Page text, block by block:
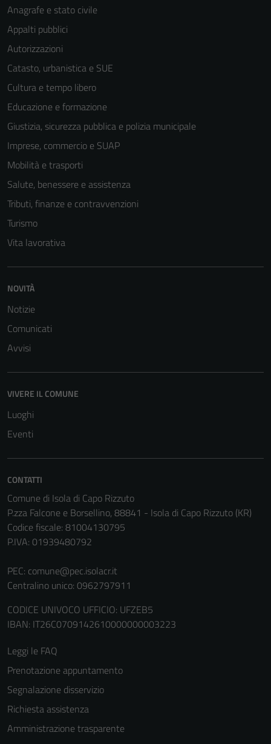
Anagrafe e stato civile
Appalti pubblici
Autorizzazioni
Catasto, urbanistica e SUE
Cultura e tempo libero
Educazione e formazione
Giustizia, sicurezza pubblica e polizia municipale
Imprese, commercio e SUAP
Mobilità e trasporti
Salute, benessere e assistenza
Tributi, finanze e contravvenzioni
Turismo
Vita lavorativa
NOVITÀ
Notizie
Comunicati
Avvisi
VIVERE IL COMUNE
Luoghi
Eventi
CONTATTI
Comune di Isola di Capo Rizzuto
P.zza Falcone e Borsellino, 88841 - Isola di Capo Rizzuto (KR)
Codice fiscale: 81004130795
P.IVA: 01939480792
PEC: comune@pec.isolacr.it
Centralino unico: 0962797911
CODICE UNIVOCO UFFICIO: UFZEB5
IBAN: IT26C0709142610000000003223
Leggi le FAQ
Prenotazione appuntamento
Segnalazione disservizio
Richiesta assistenza
Amministrazione trasparente
sono necessari
non raccolgono